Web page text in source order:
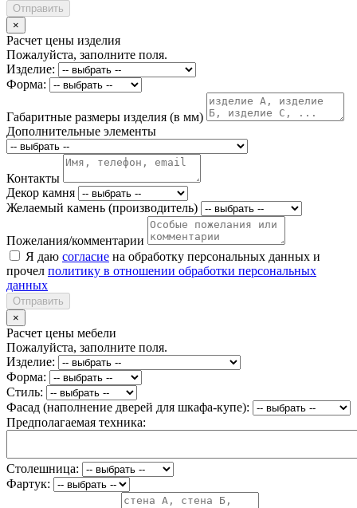
Отправить
×
Расчет цены изделия
Пожалуйста, заполните поля.
Изделие:
Форма:
Габаритные размеры изделия (в мм)
Дополнительные элементы
Контакты
Декор камня
Желаемый камень (производитель)
Пожелания/комментарии
Я даю согласие на обработку персональных данных и
прочел политику в отношении обработки персональных
данных
Отправить
×
Расчет цены мебели
Пожалуйста, заполните поля.
Изделие:
Форма:
Стиль:
Фасад (наполнение дверей для шкафа-купе):
Предполагаемая техника:
Столешница:
Фартук: